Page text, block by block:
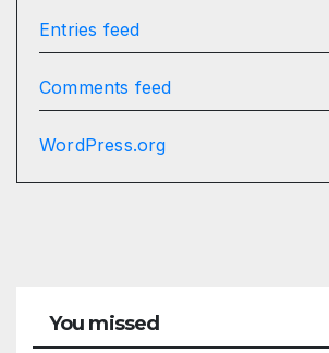
Entries feed
Comments feed
WordPress.org
You missed